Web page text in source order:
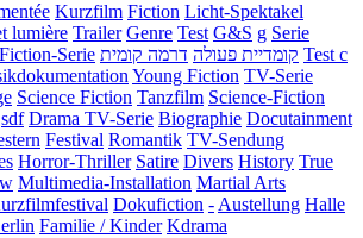
Kurzfilm Fiction Licht-Spektakel
lumière Trailer Genre Test G&S g Serie
Serie קומדיית פעולה דרמה קומית
Test c
Young Fiction TV-Serie
Science Fiction Tanzfilm Science-Fiction
sdf Drama TV-Serie Biographie Docutainment
Festival Romantik TV-Sendung
Horror-Thriller Satire Divers History True
Multimedia-Installation Martial Arts
Dokufiction -Austellung Halle
Familie / Kinder Kdrama